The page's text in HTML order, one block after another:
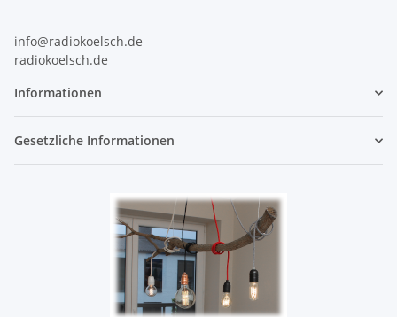
info@radiokoelsch.de
radiokoelsch.de
Informationen
Gesetzliche Informationen